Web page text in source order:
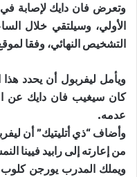
وتعرض فان دايك لإصابة في
الأولي، وسيلتقي خلال
التشخيص النهائي، وفقا
ويأمل ليفربول أن يحدد هذا
كان سيغيب فان دايك عن
عدمه.
وأضاف “ذي أتليتيك” أن
من إعارته إلى رابيد فيينا
ويملك المدرب يورجن كلوب